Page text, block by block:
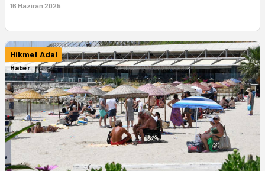
16 Haziran 2025
Hikmet Adal
Haber